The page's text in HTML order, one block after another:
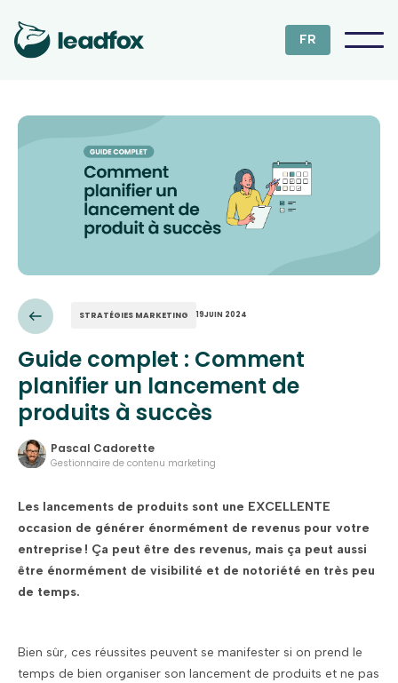
FR
STRATÉGIES MARKETING 19JUIN 2024
Guide complet : Comment
planifier un lancement de
produits à succès
Pascal Cadorette
Gestionnaire de contenu marketing
Les lancements de produits sont une EXCELLENTE
occasion de générer énormément de revenus pour votre
entreprise ! Ça peut être des revenus, mais ça peut aussi
être énormément de visibilité et de notoriété en très peu
de temps.
Bien sûr, ces réussites peuvent se manifester si on prend le
temps de bien organiser son lancement de produits et ne pas